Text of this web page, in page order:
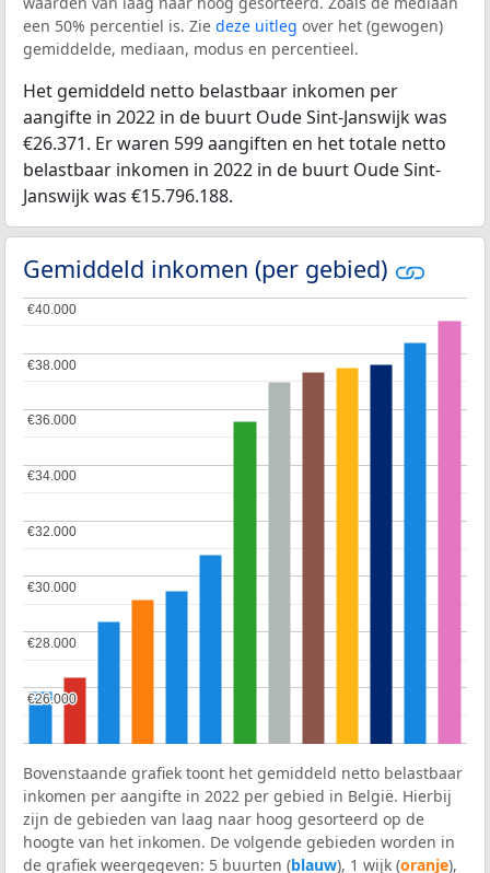
een 50% percentiel is. Zie deze uitleg over het (gewogen)
gemiddelde, mediaan, modus en percentieel.
Het gemiddeld netto belastbaar inkomen per
aangifte in 2022 in de buurt Oude Sint-Janswijk was
€26.371. Er waren 599 aangiften en het totale netto
belastbaar inkomen in 2022 in de buurt Oude Sint-
Janswijk was €15.796.188.
Gemiddeld inkomen (per gebied)
€26.000
€26.000
€28.000
€28.000
€30.000
€30.000
€32.000
€32.000
€34.000
€34.000
€36.000
€36.000
€38.000
€38.000
€40.000
€40.000
Bovenstaande grafiek toont het gemiddeld netto belastbaar
inkomen per aangifte in 2022 per gebied in België. Hierbij
zijn de gebieden van laag naar hoog gesorteerd op de
hoogte van het inkomen. De volgende gebieden worden in
de grafiek weergegeven: 5 buurten (blauw), 1 wijk (oranje),